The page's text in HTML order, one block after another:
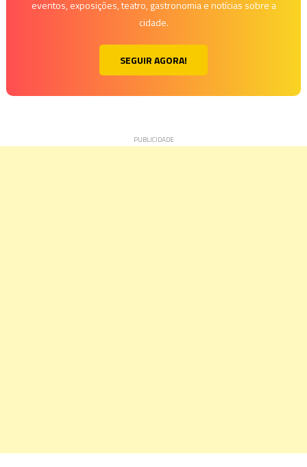
eventos, exposições, teatro, gastronomia e notícias sobre a
cidade.
SEGUIR AGORA!